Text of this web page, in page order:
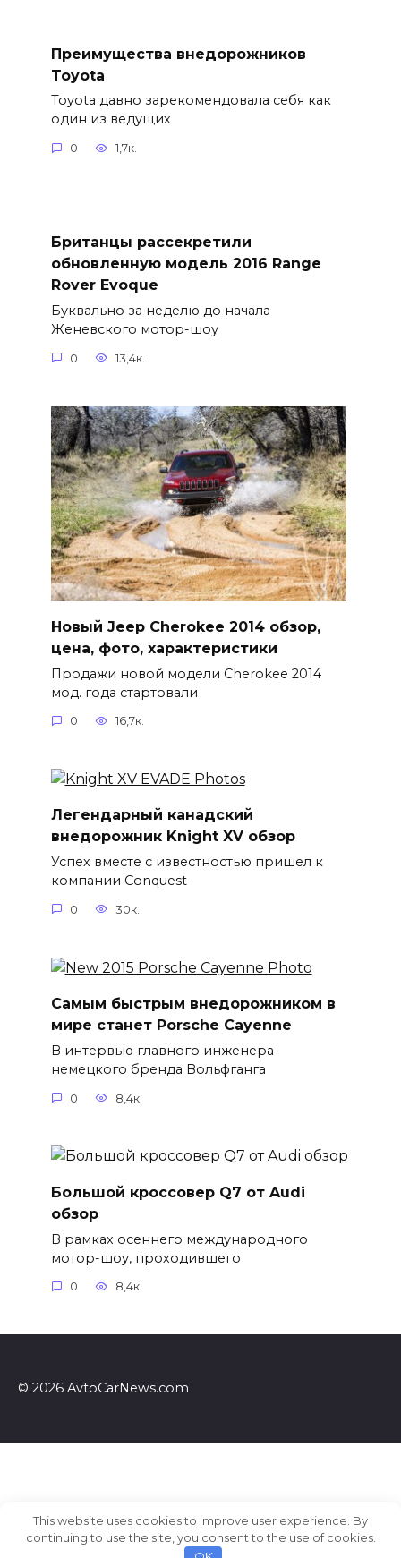
Преимущества внедорожников
Toyota
Toyota давно зарекомендовала себя как
один из ведущих
0 1,7к.
Британцы рассекретили
обновленную модель 2016 Range
Rover Evoque
Буквально за неделю до начала
Женевского мотор-шоу
0 13,4к.
Новый Jeep Cherokee 2014 обзор,
цена, фото, характеристики
Продажи новой модели Cherokee 2014
мод. года стартовали
0 16,7к.
Легендарный канадский
внедорожник Knight XV обзор
Успех вместе с известностью пришел к
компании Conquest
0 30к.
Самым быстрым внедорожником в
мире станет Porsche Cayenne
В интервью главного инженера
немецкого бренда Вольфганга
0 8,4к.
Большой кроссовер Q7 от Audi
обзор
В рамках осеннего международного
мотор-шоу, проходившего
0 8,4к.
© 2026 AvtoCarNews.com
This website uses cookies to improve user experience. By
continuing to use the site, you consent to the use of cookies.